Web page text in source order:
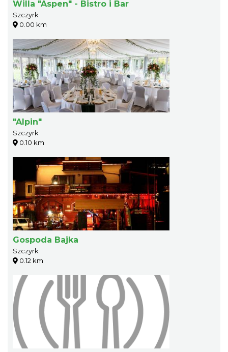
Willa "Aspen" - Bistro i Bar
Szczyrk
0.00 km
"Alpin"
Szczyrk
0.10 km
Gospoda Bajka
Szczyrk
0.12 km